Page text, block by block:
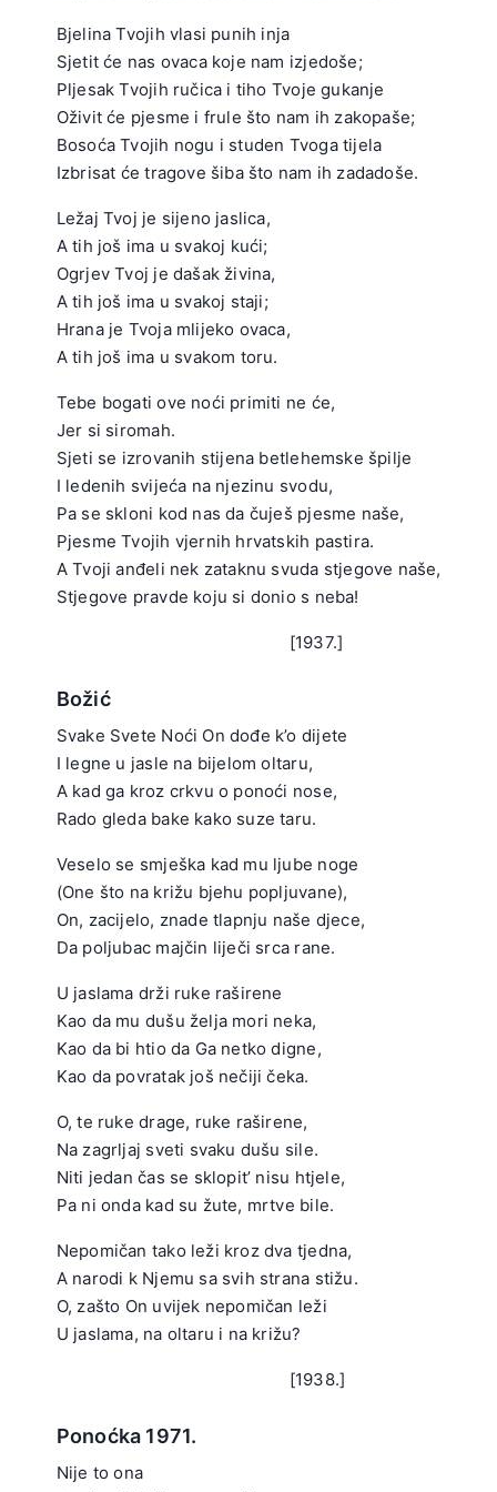
Bjelina Tvojih vlasi punih inja
Sjetit će nas ovaca koje nam izjedoše;
Pljesak Tvojih ručica i tiho Tvoje gukanje
Oživit će pjesme i frule što nam ih zakopaše;
Bosoća Tvojih nogu i studen Tvoga tijela
Izbrisat će tragove šiba što nam ih zadadoše.
Ležaj Tvoj je sijeno jaslica,
A tih još ima u svakoj kući;
Ogrjev Tvoj je dašak živina,
A tih još ima u svakoj staji;
Hrana je Tvoja mlijeko ovaca,
A tih još ima u svakom toru.
Tebe bogati ove noći primiti ne će,
Jer si siromah.
Sjeti se izrovanih stijena betlehemske špilje
I ledenih svijeća na njezinu svodu,
Pa se skloni kod nas da čuješ pjesme naše,
Pjesme Tvojih vjernih hrvatskih pastira.
A Tvoji anđeli nek zataknu svuda stjegove naše,
Stjegove pravde koju si donio s neba!
[1937.]
Božić
Svake Svete Noći On dođe k’o dijete
I legne u jasle na bijelom oltaru,
A kad ga kroz crkvu o ponoći nose,
Rado gleda bake kako suze taru.
Veselo se smješka kad mu ljube noge
(One što na križu bjehu popljuvane),
On, zacijelo, znade tlapnju naše djece,
Da poljubac majčin liječi srca rane.
U jaslama drži ruke raširene
Kao da mu dušu želja mori neka,
Kao da bi htio da Ga netko digne,
Kao da povratak još nečiji čeka.
O, te ruke drage, ruke raširene,
Na zagrljaj sveti svaku dušu sile.
Niti jedan čas se sklopit’ nisu htjele,
Pa ni onda kad su žute, mrtve bile.
Nepomičan tako leži kroz dva tjedna,
A narodi k Njemu sa svih strana stižu.
O, zašto On uvijek nepomičan leži
U jaslama, na oltaru i na križu?
[1938.]
Ponoćka 1971.
Nije to ona